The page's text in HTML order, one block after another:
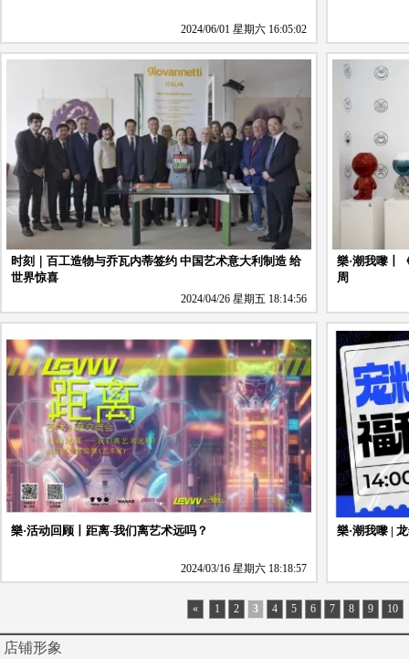
2024/06/01 星期六 16:05:02
时刻｜百工造物与乔瓦内蒂签约 中国艺术意大利制造 给
世界惊喜
2024/04/26 星期五 18:14:56
樂·潮我嚟丨
周
樂·活动回顾丨距离-我们离艺术远吗？
2024/03/16 星期六 18:18:57
樂·潮我嚟 |
« 1 2 3 4 5 6 7 8 9 10
店铺形象